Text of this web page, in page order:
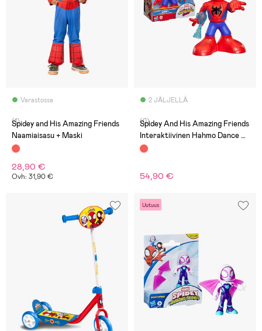
Varastossa
(1)
Spidey and His Amazing Friends
Naamiaisasu + Maski
28,90 €
Ovh: 31,90 €
2 JÄLJELLÄ
(0)
Spidey And His Amazing Friends
Interaktiivinen Hahmo Dance N
Rescue Spidey
54,90 €
Uutuus